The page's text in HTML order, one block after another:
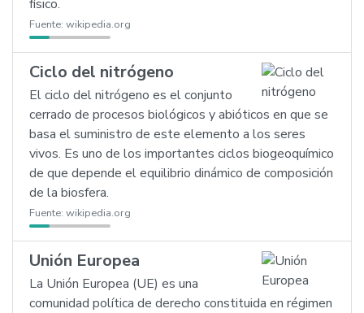
físico.
Fuente: wikipedia.org
Ciclo del nitrógeno
El ciclo del nitrógeno es el conjunto
cerrado de procesos biológicos y abióticos en que se
basa el suministro de este elemento a los seres
vivos. Es uno de los importantes ciclos biogeoquímico
de que depende el equilibrio dinámico de composición
de la biosfera.
Fuente: wikipedia.org
Unión Europea
La Unión Europea (UE) es una
comunidad política de derecho constituida en régimen